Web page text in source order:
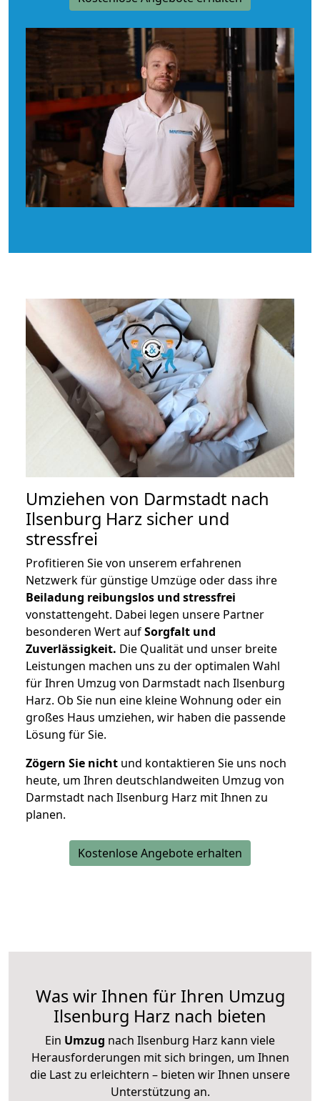
Umziehen von Darmstadt nach
Ilsenburg Harz sicher und
stressfrei
Profitieren Sie von unserem erfahrenen
Netzwerk für günstige Umzüge oder dass ihre
Beiladung reibungslos und stressfrei
vonstattengeht. Dabei legen unsere Partner
besonderen Wert aufSorgfalt und
Zuverlässigkeit. Die Qualität und unser breite
Leistungen machen uns zu der optimalen Wahl
für Ihren Umzug von Darmstadt nach Ilsenburg
Harz. Ob Sie nun eine kleine Wohnung oder ein
großes Haus umziehen, wir haben die passende
Lösung für Sie.
Zögern Sie nicht und kontaktieren Sie uns noch
heute, um Ihren deutschlandweiten Umzug von
Darmstadt nach Ilsenburg Harz mit Ihnen zu
planen.
Kostenlose Angebote erhalten
Was wir Ihnen für Ihren Umzug
Ilsenburg Harz nach bieten
Ein Umzug nach Ilsenburg Harz kann viele
Herausforderungen mit sich bringen, um Ihnen
die Last zu erleichtern – bieten wir Ihnen unsere
Unterstützung an.